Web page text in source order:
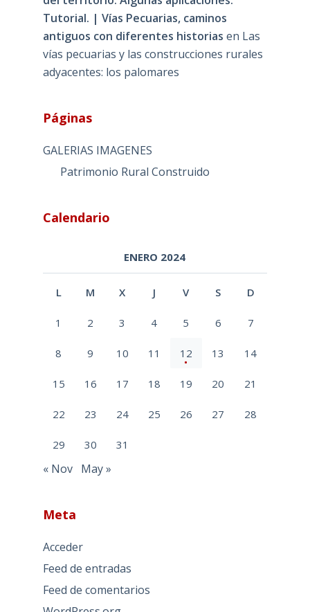
Tutorial. | Vías Pecuarias, caminos
antiguos con diferentes historias en Las
vías pecuarias y las construcciones rurales
adyacentes: los palomares
Páginas
GALERIAS IMAGENES
Patrimonio Rural Construido
Calendario
ENERO 2024
L M X J V S D
1 2 3 4 5 6 7
8 9 10 11 12 13 14
15 16 17 18 19 20 21
22 23 24 25 26 27 28
29 30 31
« Nov May »
Meta
Acceder
Feed de entradas
Feed de comentarios